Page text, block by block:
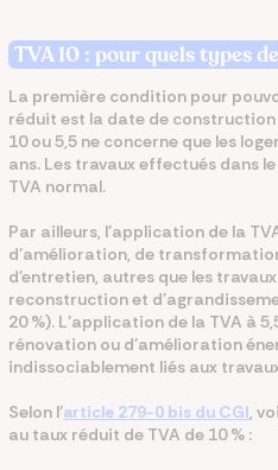
TVA 10 : pour quels types
La première condition pour
réduit est la date de construction
10 ou 5,5 ne concerne que les
ans. Les travaux effectués dans
TVA normal.
Par ailleurs, l’application de la
d'amélioration, de
d'entretien, autres que les
reconstruction et
20 %). L’application de la TVA à
rénovation ou d'amélioration
indissociablement liés aux
Selon l’article 279-0 bis du CGI,
au taux réduit de TVA de 10 % :